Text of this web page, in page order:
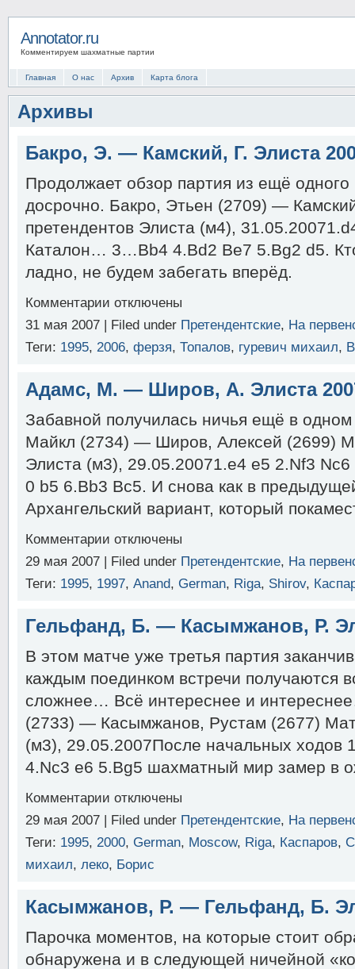
Annotator.ru
Комментируем шахматные партии
Главная О нас Архив Карта блога
Архивы
Бакро, Э. — Камский, Г. Элиста
Продолжает обзор партия из ещё одного
досрочно. Бакро, Этьен (2709) —
претендентов Элиста (м4),
Каталон… 3…Bb4 4.Bd2 Be7 5.Bg2 d5.
ладно, не будем забегать вперёд.
Комментарии
Бакро,
—
Элиста
отключены
31 мая 2007 | Filed under Претендентские, На
Теги: 1995, 2006, ферзя, Топалов, гуревич михаил,
Адамс, М. — Широв, А. Элиста
Забавной получилась ничья ещё в
Майкл (2734) — Широв, Алексей (2699)
Элиста (м3), 29.05.20071.e4 e5 2.Nf3
0 b5 6.Bb3 Bc5. И снова как в
Архангельский вариант, который
Комментарии
Адамс,
—
Элиста
отключены
29 мая 2007 | Filed under Претендентские, На
Теги: 1995, 1997, Anand, German, Riga, Shirov,
Гельфанд, Б. — Касымжанов, Р.
В этом матче уже третья партия
каждым поединком встречи получаются
сложнее… Всё интереснее и
(2733) — Касымжанов, Рустам (2677)
(м3), 29.05.2007После начальных ходов
4.Nc3 e6 5.Bg5 шахматный мир замер в
Комментарии
Гельфанд,
—
Касымжанов,
Р.
отключены
29 мая 2007 | Filed under Претендентские, На
Теги: 1995, 2000, German, Moscow, Riga, Каспаров,
михаил, леко, Борис
Касымжанов, Р. — Гельфанд, Б.
Парочка моментов, на которые стоит
обнаружена и в следующей ничейной